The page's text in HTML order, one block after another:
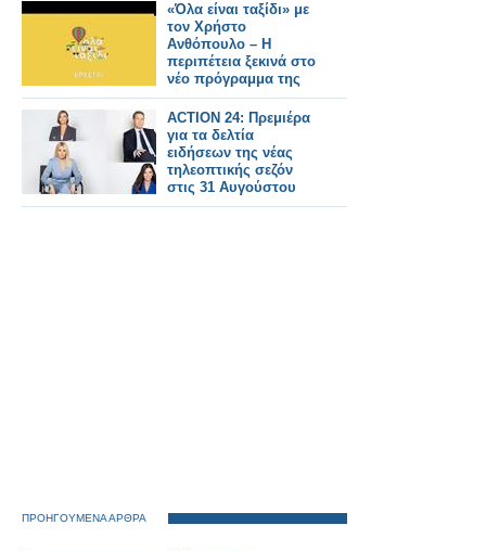
«Όλα είναι ταξίδι» με
τον Χρήστο
Ανθόπουλο – Η
περιπέτεια ξεκινά στο
νέο πρόγραμμα της
ΕΡΤ
ACTION 24: Πρεμιέρα
για τα δελτία
ειδήσεων της νέας
τηλεοπτικής σεζόν
στις 31 Αυγούστου
ΠΡΟΗΓΟΥΜΕΝΑ ΑΡΘΡΑ